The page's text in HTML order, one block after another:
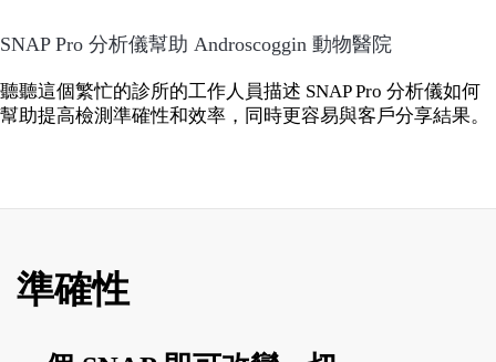
SNAP Pro 分析儀幫助 Androscoggin 動物醫院
聽聽這個繁忙的診所的工作人員描述 SNAP Pro 分析儀如何
幫助提高檢測準確性和效率，同時更容易與客戶分享結果。
準確性